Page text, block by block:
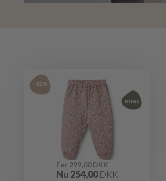
-15%
Før299,00DKK
Nu 254,00 DKK